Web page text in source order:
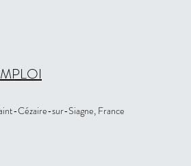
Cézaire-sur-Siagne, France